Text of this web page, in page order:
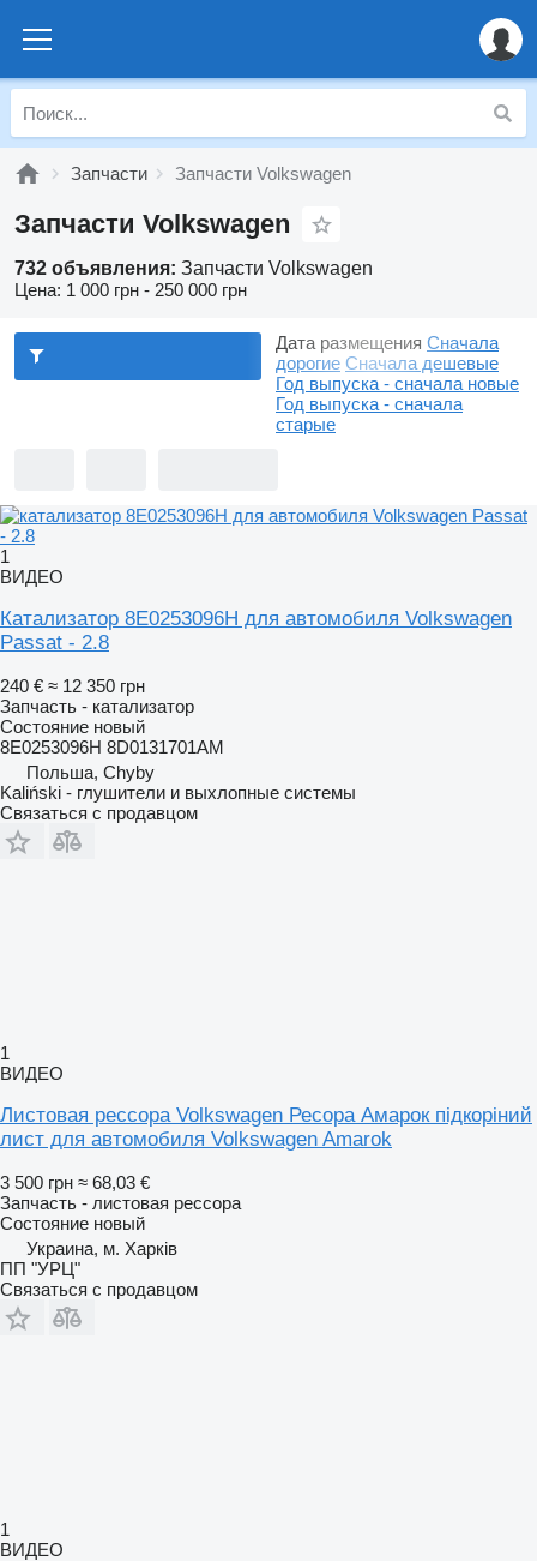
Запчасти Запчасти Volkswagen
Запчасти Volkswagen
732 объявления: Запчасти Volkswagen
Цена: 1 000 грн - 250 000 грн
Дата размещения Сначала
дорогие Сначала дешевые
Год выпуска - сначала новые
Год выпуска - сначала
старые
1
ВИДЕО
Катализатор 8E0253096H для автомобиля Volkswagen
Passat - 2.8
240 € ≈ 12 350 грн
Запчасть - катализатор
Состояние новый
8E0253096H 8D0131701AM
Польша, Chyby
Kaliński - глушители и выхлопные системы
Связаться с продавцом
1
ВИДЕО
Листовая рессора Volkswagen Ресора Амарок підкоріний
лист для автомобиля Volkswagen Amarok
3 500 грн ≈ 68,03 €
Запчасть - листовая рессора
Состояние новый
Украина, м. Харків
ПП "УРЦ"
Связаться с продавцом
1
ВИДЕО